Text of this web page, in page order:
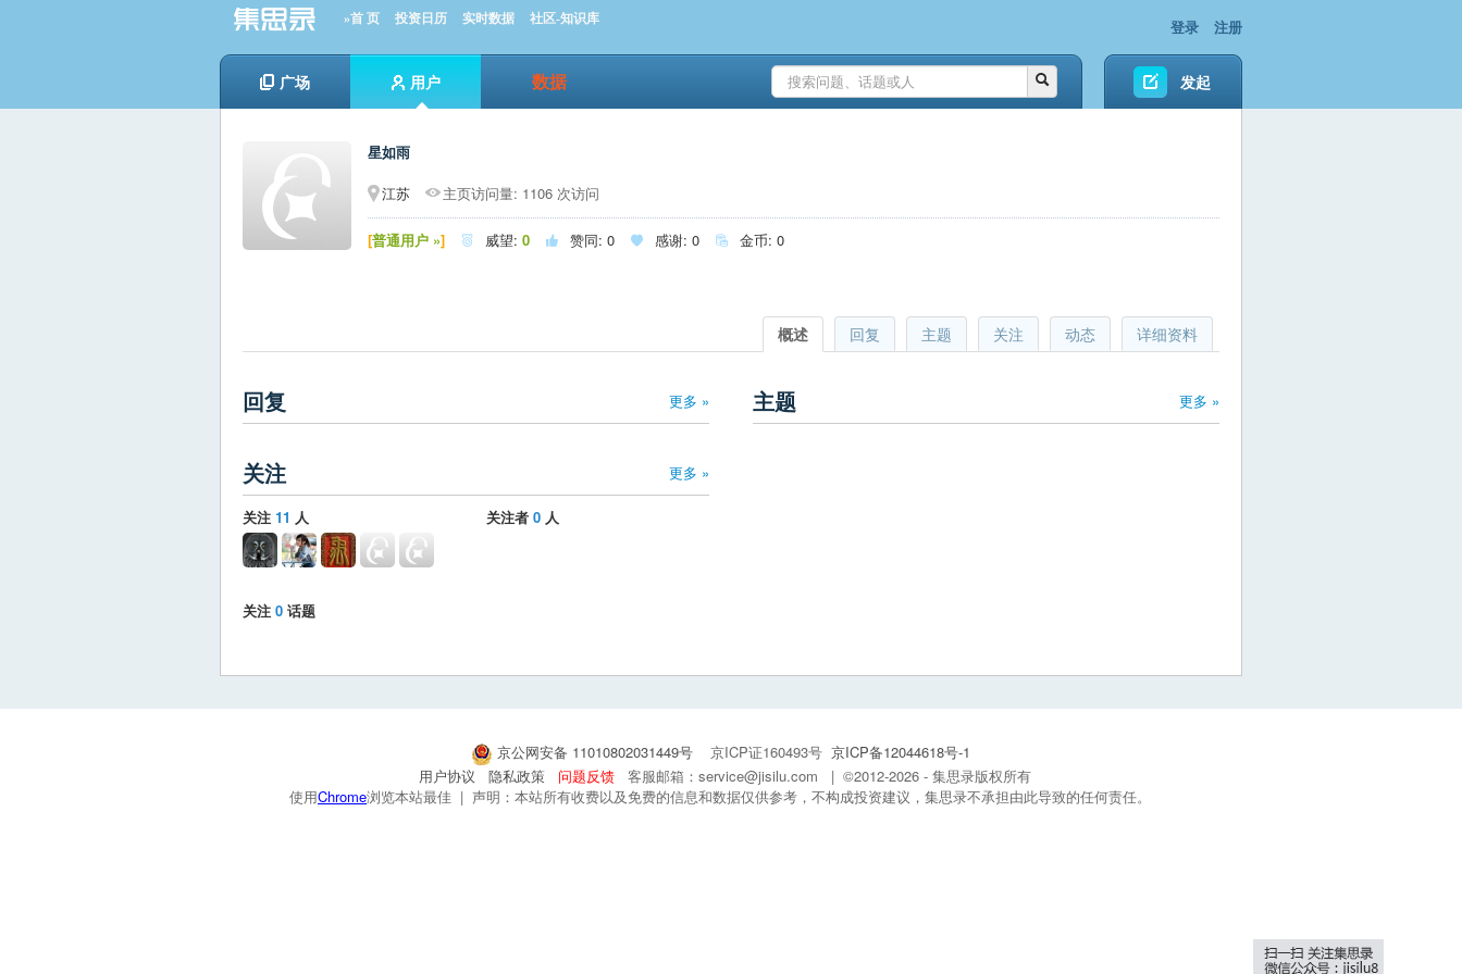
»首 页 投资日历 实时数据 社区-知识库 登录 注册
广场 用户 数据 发起
星如雨
江苏
主页访问量: 1106 次访问
[普通用户 »]  威望: 0  赞同: 0  感谢: 0  金币: 0
详细资料
动态
关注
主题
回复
概述
更多 »
回复 更多 »
主题
更多 »
关注
关注 11 人 关注者 0 人
关注 0 话题
京公网安备 11010802031449号 京ICP证160493号 京ICP备12044618号-1
用户协议
隐私政策 问题反馈
客服邮箱：service@jisilu.com | ©2012-2026 - 集思录版权所有
使用Chrome浏览本站最佳 | 声明：本站所有收费以及免费的信息和数据仅供参考，不构成投资建议，集思录不承担由此导致的任何责任。